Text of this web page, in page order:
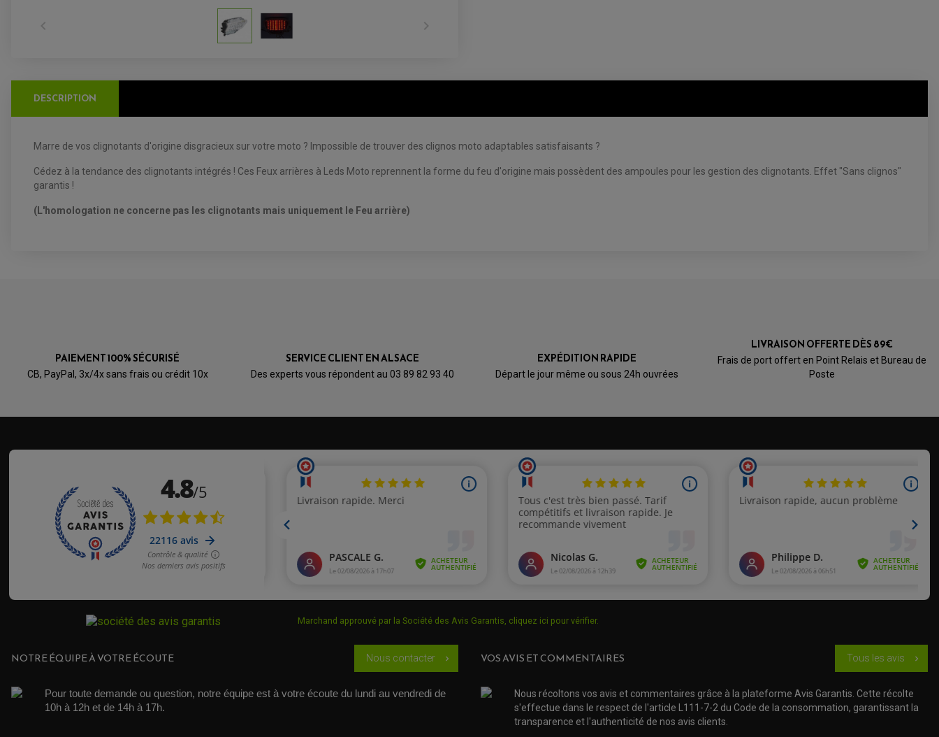
 
DESCRIPTION
Marre de vos clignotants d'origine disgracieux sur votre moto ? Impossible de trouver des clignos moto adaptables satisfaisants ?
Cédez à la tendance des clignotants intégrés ! Ces Feux arrières à Leds Moto reprennent la forme du feu d'origine mais possèdent des ampoules pour les gestion des clignotants. Effet "Sans clignos"
garantis !
(L'homologation ne concerne pas les clignotants mais uniquement le Feu arrière)
PAIEMENT 100% SÉCURISÉ
CB, PayPal, 3x/4x sans frais ou crédit 10x
SERVICE CLIENT EN ALSACE
Des experts vous répondent au 03 89 82 93 40
EXPÉDITION RAPIDE
Départ le jour même ou sous 24h ouvrées
LIVRAISON OFFERTE DÈS 89€
Frais de port offert en Point Relais et Bureau de
Poste
Marchand approuvé par la Société des Avis Garantis, cliquez ici pour vérifier.
NOTRE ÉQUIPE À VOTRE ÉCOUTE Nous contacter chevron_right
Pour toute demande ou question, notre équipe est à votre écoute du lundi au vendredi de
10h à 12h et de 14h à 17h.
VOS AVIS ET COMMENTAIRES Tous les avis chevron_right
Nous récoltons vos avis et commentaires grâce à la plateforme Avis Garantis. Cette récolte
s'effectue dans le respect de l'article L111-7-2 du Code de la consommation, garantissant la
transparence et l'authenticité de nos avis clients.